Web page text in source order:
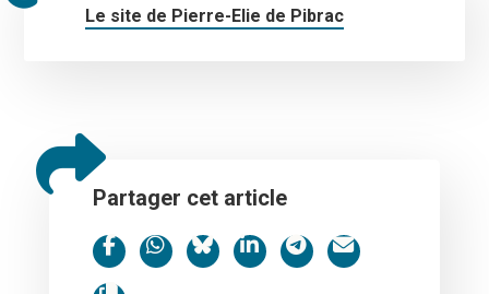
Le site de Pierre-Elie de Pibrac
Partager cet article